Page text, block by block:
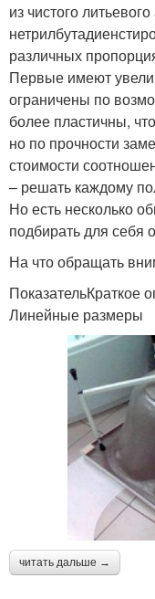
из чистого
различных
Первые имеют
ограничены по
более пластичны,
но по прочности
стоимости
– решать каждому
Но есть несколько
подбирать для себя
На что обращать
ПоказательКраткое
Линейные размеры
читать дальше →